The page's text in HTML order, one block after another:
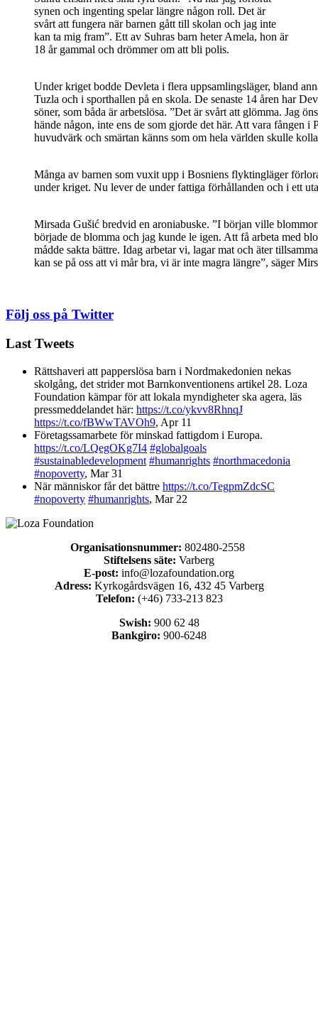
synen och ingenting spelar längre någon roll. Det är
svårt att fungera när barnen gått till skolan och jag inte
kan ta mig fram”. Ett av Suhras barn heter Amela, hon är
18 år gammal och drömmer om att bli polis.
Under kriget bodde Devleta i flera uppsamlingsläger, bland
Tuzla och i sporthallen på en skola. De senaste 14 åren har
söner, som båda är arbetslösa. ”Det är svårt att glömma. Jag
hände någon, inte ens de som gjorde det här. Att vara fången i
huvudvärk och smärtan känns som om hela världen skulle
Många av barnen som vuxit upp i Bosniens flyktingläger
under kriget. Nu lever de under fattiga förhållanden och i ett
Mirsada Gušić bredvid en aroniabuske. ”I början ville
började de blomma och jag kunde le igen. Att få arbeta med
mådde sakta bättre. Idag arbetar vi, lagar mat och äter
kan se på oss att vi mår bra, vi är inte magra längre”, säger
Följ oss på Twitter
Last Tweets
Rättshaveri att papperslösa barn i Nordmakedonien nekas
skolgång, det strider mot Barnkonventionens artikel 28. Loza
Foundation kämpar för att lokala myndigheter ska agera, läs
pressmeddelandet här: https://t.co/ykvv8RhnqJ
https://t.co/fBWwTAVOh9, Apr 11
Företagssamarbete för minskad fattigdom i Europa.
https://t.co/LQegOKg7I4 #globalgoals
#sustainabledevelopment #humanrights #northmacedonia
#nopoverty, Mar 31
När människor får det bättre https://t.co/TegpmZdcSC
#nopoverty #humanrights, Mar 22
Organisationsnummer: 802480-2558
Stiftelsens säte: Varberg
E-post: info@lozafoundation.org
Adress: Kyrkogårdsvägen 16, 432 45 Varberg
Telefon: (+46) 733-213 823
Swish: 900 62 48
Bankgiro: 900-6248